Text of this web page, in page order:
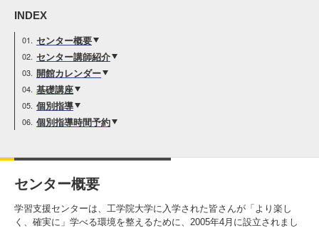
一般・企業の方
Pick Up
INDEX
センター概要
センター講師紹介
開館カレンダー
基礎講座
個別指導
個別指導時間予約
センター概要
学習支援センターは、工学院大学に入学された皆さんが「より楽し
く、確実に」学べる環境を整えるために、2005年4月に設立されまし